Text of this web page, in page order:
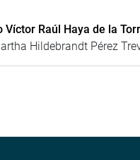
Víctor Raúl Haya de la
Hildebrandt Pérez